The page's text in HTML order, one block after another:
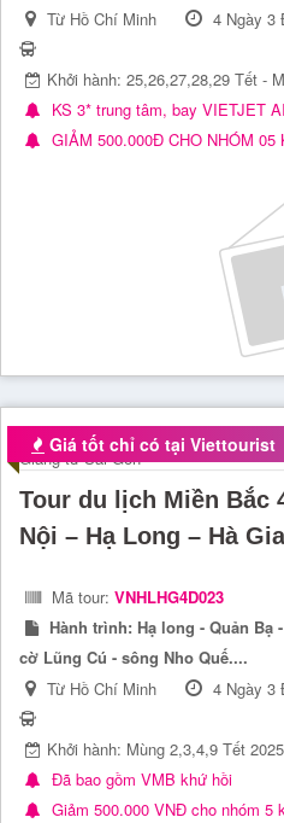
Từ Hồ Chí Minh
4 Ngày 3
Khởi hành: 25,26,27,28,29 Tết -
KS 3* trung tâm, bay VIETJET
GIẢM 500.000Đ CHO NHÓM 05
Giá tốt chỉ có tại Viettourist
Tour du lịch Miền Bắc
Nội – Hạ Long – Hà
Mã tour: VNHLHG4D023
Hành trình: Hạ long - Quản Bạ
cờ Lũng Cú - sông Nho Quế....
Từ Hồ Chí Minh
4 Ngày 3
Khởi hành: Mùng 2,3,4,9 Tết 2025
Đã bao gồm VMB khứ hồi
Giảm 500.000 VNĐ cho nhóm 5